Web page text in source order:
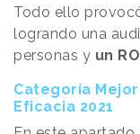
Todo ello
logrando una
personas y un
Categoría
Eficacia 2021